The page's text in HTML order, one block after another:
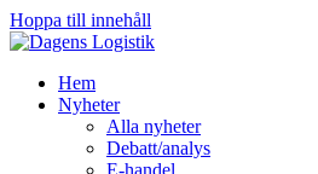
Hoppa till innehåll
Hem
Nyheter
Alla nyheter
Debatt/analys
E-handel